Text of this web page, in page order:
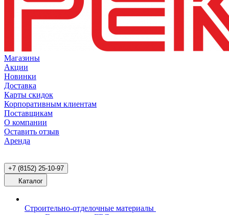
Магазины
Акции
Новинки
Доставка
Карты скидок
Корпоративным клиентам
Поставщикам
О компании
Оставить отзыв
Аренда
+7 (8152) 25-10-97
Каталог
Строительно-отделочные материалы